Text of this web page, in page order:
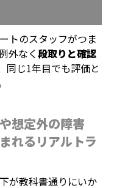
トのスタッフがつま
外なく段取りと確認
同じ1年目でも評価と
想定外の障害
れるリアルトラ
が教科書通りにいか